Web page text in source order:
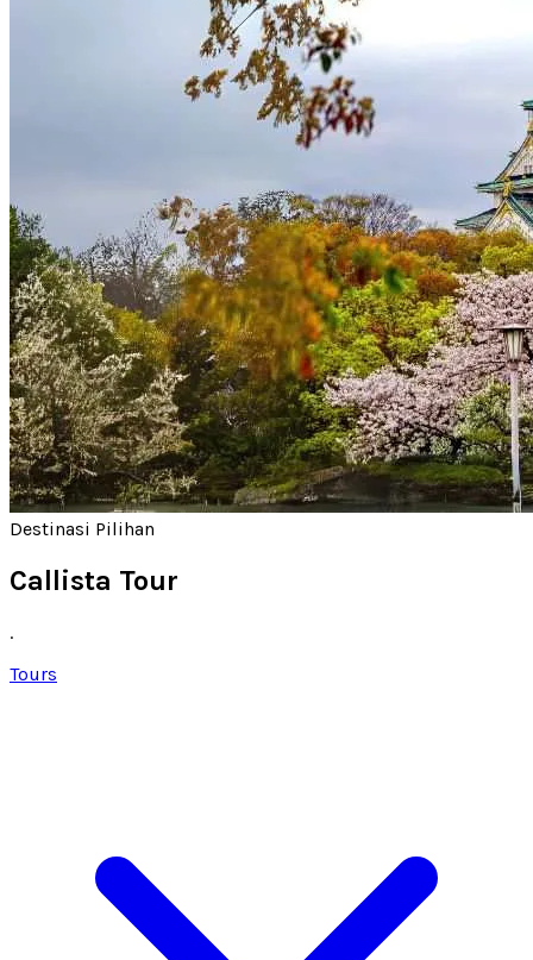
Destinasi Pilihan
Callista Tour
.
Tours